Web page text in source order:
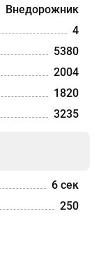
Внедорожник
4
5380
2004
1820
3235
6 сек
250